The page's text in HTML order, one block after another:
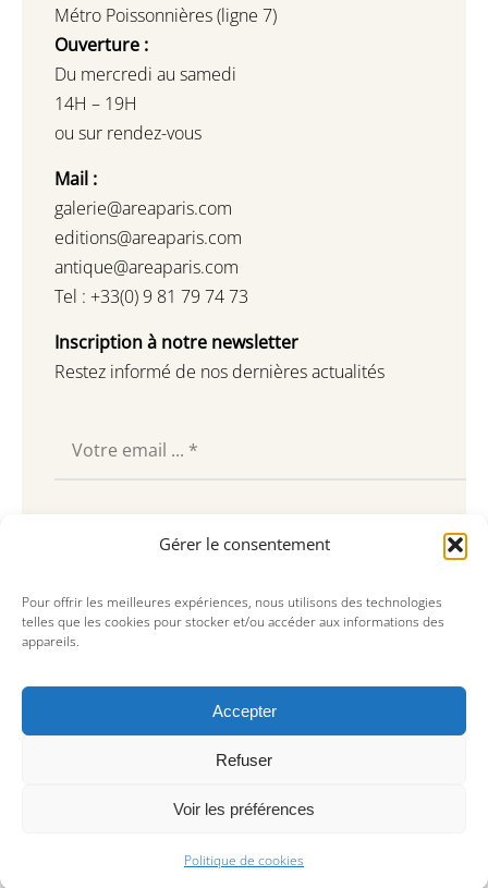
Gérer le consentement
Pour offrir les meilleures expériences, nous utilisons des technologies
telles que les cookies pour stocker et/ou accéder aux informations des
appareils.
Accepter
Refuser
Voir les préférences
Politique de cookies
Métro Poissonnières (ligne 7)
Ouverture :
Du mercredi au samedi
14H – 19H
ou sur rendez-vous
Mail :
galerie@areaparis.com
editions@areaparis.com
antique@areaparis.com
Tel : +33(0) 9 81 79 74 73
Inscription à notre newsletter
Restez informé de nos dernières actualités
Souscrire
© Copyright 2023, AREA Paris